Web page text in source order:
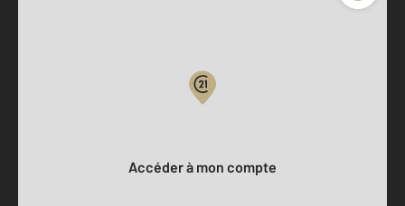
Accéder à mon compte